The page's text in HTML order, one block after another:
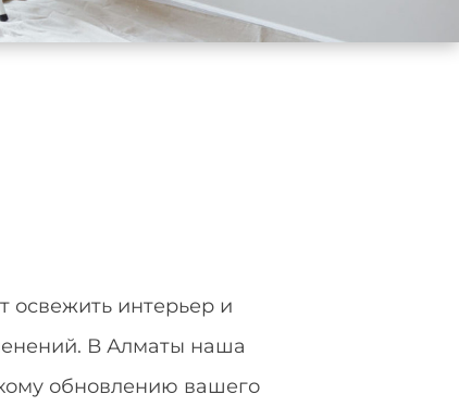
освежить интерьер и
В Алматы наша
обновлению вашего